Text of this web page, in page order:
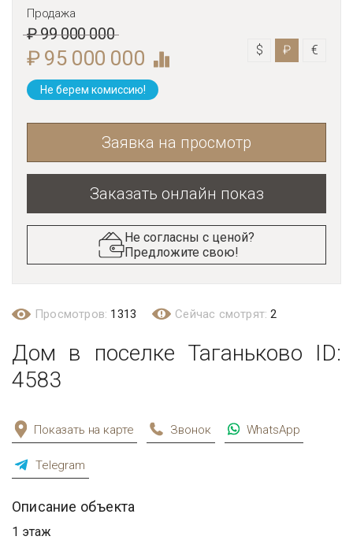
Продажа
₽ 99 000 000
₽ 95 000 000 $ ₽ €
Не берем комиссию!
Заявка на просмотр
Заказать онлайн показ
Не согласны с ценой?
Предложите свою!
Просмотров: 1313 Сейчас смотрят:2
Дом в поселке Таганьково ID:
4583
Показать на карте Звонок WhatsApp
Telegram
Описание объекта
1 этаж